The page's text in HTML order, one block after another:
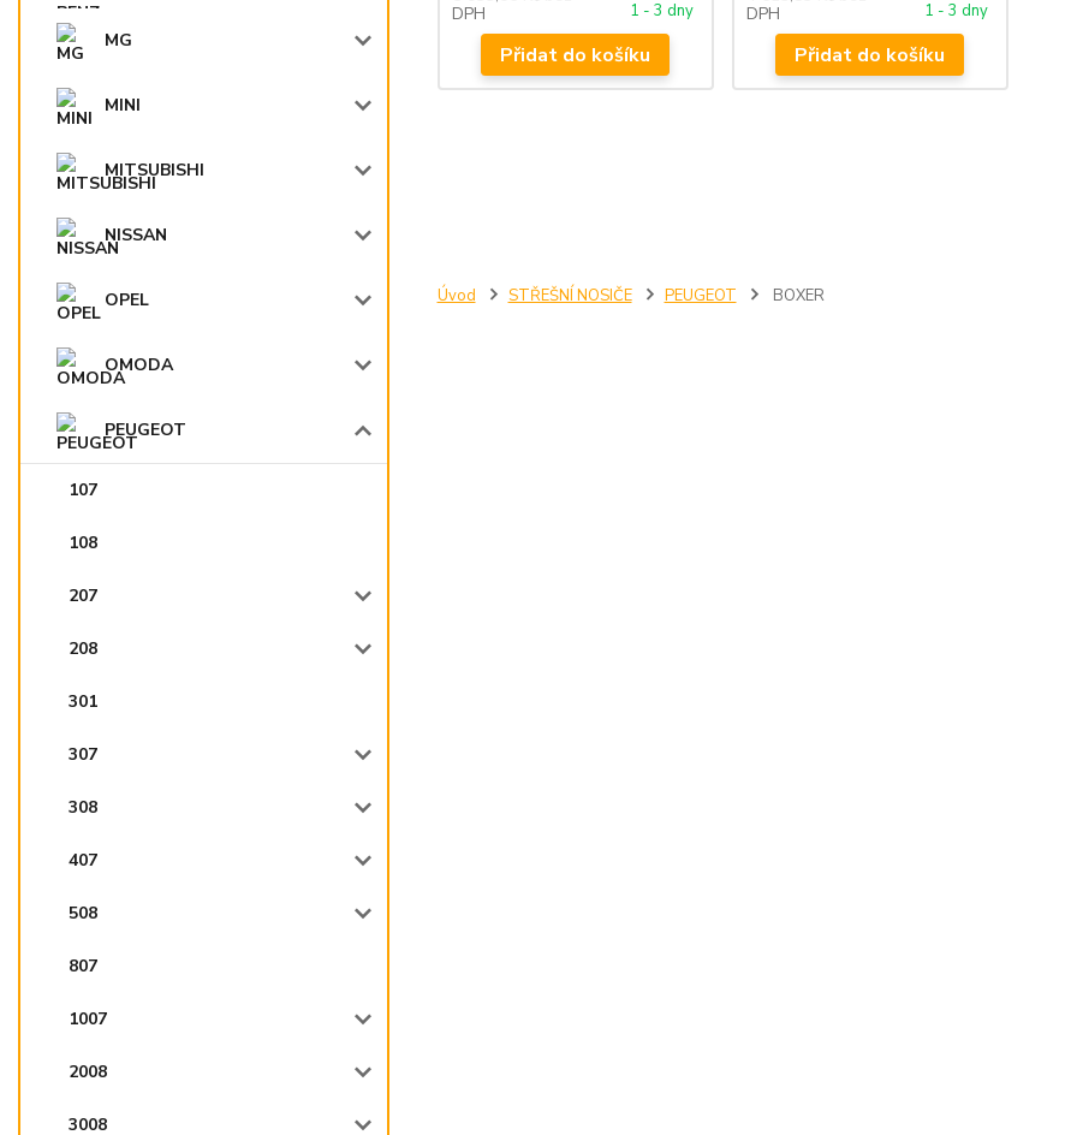
MG
MINI
MITSUBISHI
NISSAN
OPEL
OMODA
PEUGEOT
107
108
207
208
301
307
308
407
508
807
1007
2008
3008
Úvod STŘEŠNÍ NOSIČE PEUGEOT BOXER
DPH
1 - 3 dny
Přidat do košíku
DPH
1 - 3 dny
Přidat do košíku